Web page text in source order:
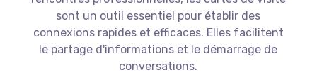
sont un outil essentiel pour établir des
connexions rapides et efficaces. Elles facilitent
le partage d'informations et le démarrage de
conversations.